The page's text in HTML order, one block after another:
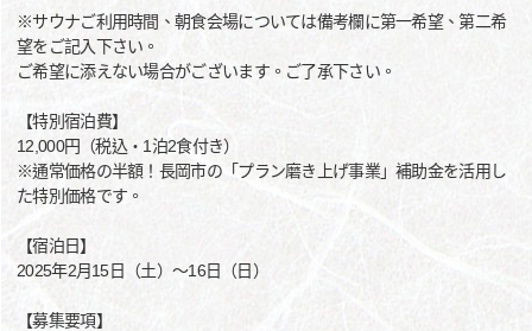
※サウナご利用時間、朝食会場については備考欄に第一希望、第二希
望をご記入下さい。
ご希望に添えない場合がございます。ご了承下さい。
【特別宿泊費】
12,000円（税込・1泊2食付き）
※通常価格の半額！長岡市の「プラン磨き上げ事業」補助金を活用し
た特別価格です。
【宿泊日】
2025年2月15日（土）～16日（日）
【募集要項】